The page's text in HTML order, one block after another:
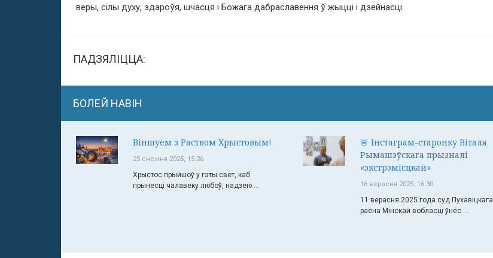
веры, сілы духу, здароўя, шчасця і Божага дабраславення ў жыцці і дзейнасці.
ПАДЗЯЛІЦЦА:
БОЛЕЙ НАВІН
Віншуем з Раством Хрыстовым!
25 снежня 2025, 15:26
Хрыстос прыйшоў у гэты свет, каб
прынесці чалавеку любоў, надзею ...
🚨 Інстаграм-старонку Віталя
Рымашэўскага прызналі
«экстрэмісцкай»
16 верасня 2025, 16:30
11 верасня 2025 года суд Пухавіцкага
раёна Мінскай вобласці ўнёс ...